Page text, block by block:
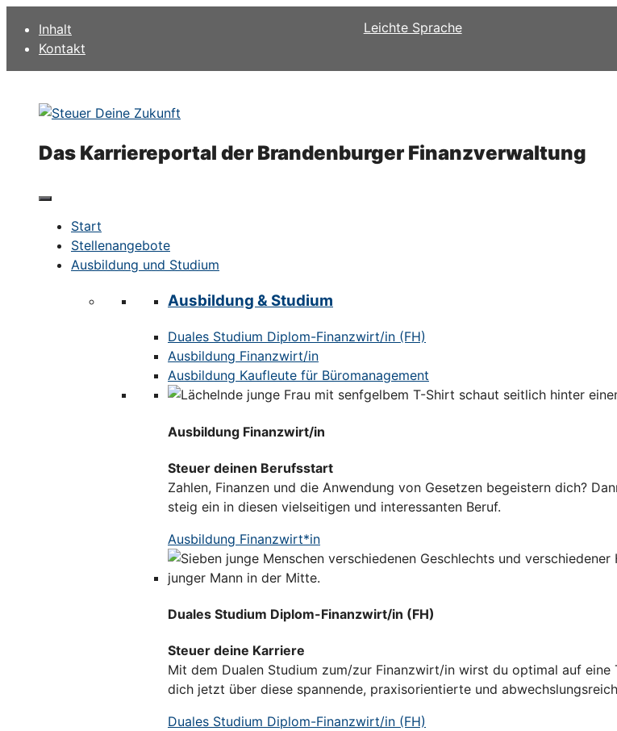
Inhalt
springen
Inhalt
Kontakt
Leichte Sprache
Das Karriereportal der Brandenburger Finanzverwaltung
Start
Stellenangebote
Ausbildung und Studium
Ausbildung & Studium
Duales Studium Diplom-Finanzwirt/in (FH)
Ausbildung Finanzwirt/in
Ausbildung Kaufleute für Büromanagement
Ausbildung Finanzwirt/in
Steuer deinen Berufsstart
Zahlen, Finanzen und die Anwendung von Gesetzen begeistern dich?
steig ein in diesen vielseitigen und interessanten Beruf.
Ausbildung Finanzwirt*in
Duales Studium Diplom-Finanzwirt/in (FH)
Steuer deine Karriere
Mit dem Dualen Studium zum/zur Finanzwirt/in wirst du optimal auf
dich jetzt über diese spannende, praxisorientierte und
Duales Studium Diplom-Finanzwirt/in (FH)